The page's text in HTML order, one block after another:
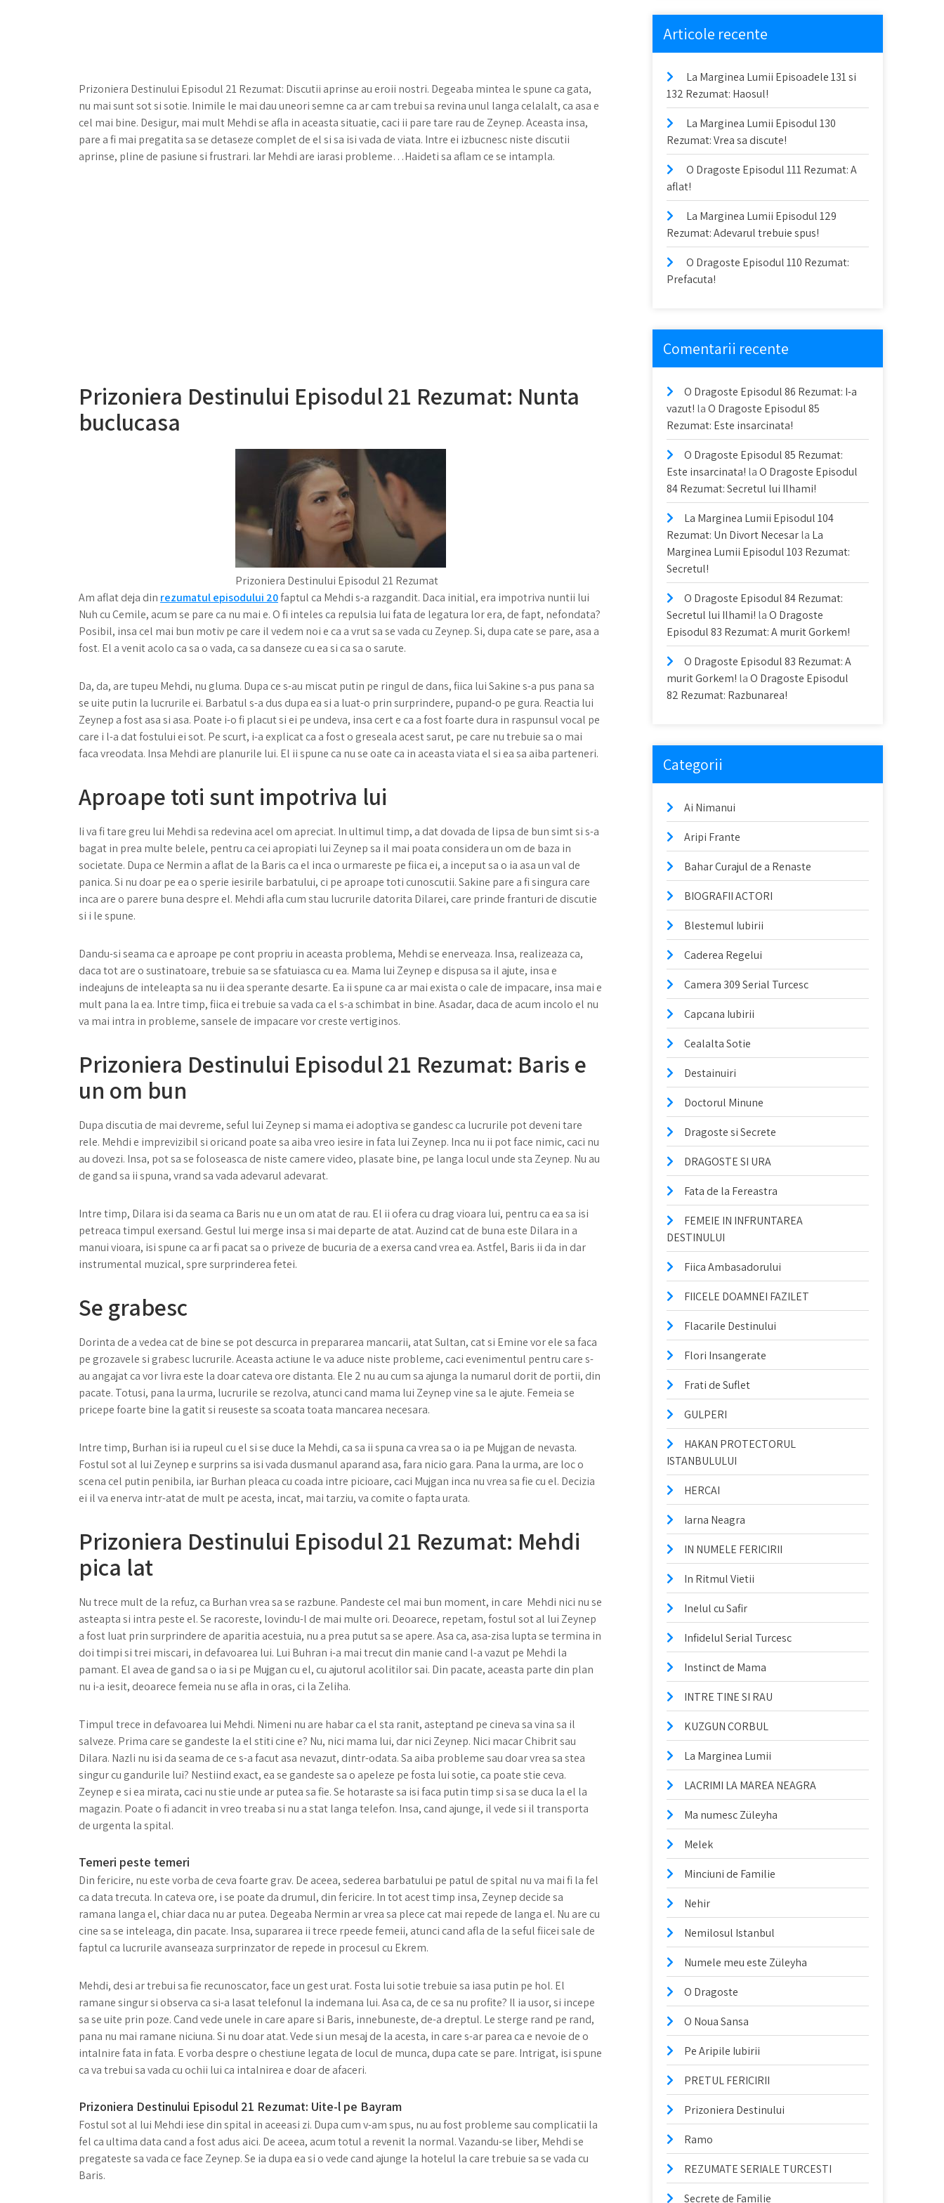
Prizoniera Destinului Episodul 21 Rezumat: Discutii aprinse au eroii nostri. Degeaba mintea le spune ca gata,
nu mai sunt sot si sotie. Inimile le mai dau uneori semne ca ar cam trebui sa revina unul langa celalalt, ca asa e
cel mai bine. Desigur, mai mult Mehdi se afla in aceasta situatie, caci ii pare tare rau de Zeynep. Aceasta insa,
pare a fi mai pregatita sa se detaseze complet de el si sa isi vada de viata. Intre ei izbucnesc niste discutii
aprinse, pline de pasiune si frustrari. Iar Mehdi are iarasi probleme…Haideti sa aflam ce se intampla.
Prizoniera Destinului Episodul 21 Rezumat: Nunta
buclucasa
Prizoniera Destinului Episodul 21 Rezumat
Am aflat deja din rezumatul episodului 20faptul ca Mehdi s-a razgandit. Daca initial, era impotriva nuntii lui
Nuh cu Cemile, acum se pare ca nu mai e. O fi inteles ca repulsia lui fata de legatura lor era, de fapt, nefondata?
Posibil, insa cel mai bun motiv pe care il vedem noi e ca a vrut sa se vada cu Zeynep. Si, dupa cate se pare, asa a
fost. El a venit acolo ca sa o vada, ca sa danseze cu ea si ca sa o sarute.
Da, da, are tupeu Mehdi, nu gluma. Dupa ce s-au miscat putin pe ringul de dans, fiica lui Sakine s-a pus pana sa
se uite putin la lucrurile ei. Barbatul s-a dus dupa ea si a luat-o prin surprindere, pupand-o pe gura. Reactia lui
Zeynep a fost asa si asa. Poate i-o fi placut si ei pe undeva, insa cert e ca a fost foarte dura in raspunsul vocal pe
care i l-a dat fostului ei sot. Pe scurt, i-a explicat ca a fost o greseala acest sarut, pe care nu trebuie sa o mai
faca vreodata. Insa Mehdi are planurile lui. El ii spune ca nu se oate ca in aceasta viata el si ea sa aiba parteneri.
Aproape toti sunt impotriva lui
Ii va fi tare greu lui Mehdi sa redevina acel om apreciat. In ultimul timp, a dat dovada de lipsa de bun simt si s-a
bagat in prea multe belele, pentru ca cei apropiati lui Zeynep sa il mai poata considera un om de baza in
societate. Dupa ce Nermin a aflat de la Baris ca el inca o urmareste pe fiica ei, a inceput sa o ia asa un val de
panica. Si nu doar pe ea o sperie iesirile barbatului, ci pe aproape toti cunoscutii. Sakine pare a fi singura care
inca are o parere buna despre el. Mehdi afla cum stau lucrurile datorita Dilarei, care prinde franturi de discutie
si i le spune.
Dandu-si seama ca e aproape pe cont propriu in aceasta problema, Mehdi se enerveaza. Insa, realizeaza ca,
daca tot are o sustinatoare, trebuie sa se sfatuiasca cu ea. Mama lui Zeynep e dispusa sa il ajute, insa e
indeajuns de inteleapta sa nu ii dea sperante desarte. Ea ii spune ca ar mai exista o cale de impacare, insa mai e
mult pana la ea. Intre timp, fiica ei trebuie sa vada ca el s-a schimbat in bine. Asadar, daca de acum incolo el nu
va mai intra in probleme, sansele de impacare vor creste vertiginos.
Prizoniera Destinului Episodul 21 Rezumat: Baris e
un om bun
Dupa discutia de mai devreme, seful lui Zeynep si mama ei adoptiva se gandesc ca lucrurile pot deveni tare
rele. Mehdi e imprevizibil si oricand poate sa aiba vreo iesire in fata lui Zeynep. Inca nu ii pot face nimic, caci nu
au dovezi. Insa, pot sa se foloseasca de niste camere video, plasate bine, pe langa locul unde sta Zeynep. Nu au
de gand sa ii spuna, vrand sa vada adevarul adevarat.
Intre timp, Dilara isi da seama ca Baris nu e un om atat de rau. El ii ofera cu drag vioara lui, pentru ca ea sa isi
petreaca timpul exersand. Gestul lui merge insa si mai departe de atat. Auzind cat de buna este Dilara in a
manui vioara, isi spune ca ar fi pacat sa o priveze de bucuria de a exersa cand vrea ea. Astfel, Baris ii da in dar
instrumental muzical, spre surprinderea fetei.
Se grabesc
Dorinta de a vedea cat de bine se pot descurca in prepararea mancarii, atat Sultan, cat si Emine vor ele sa faca
pe grozavele si grabesc lucrurile. Aceasta actiune le va aduce niste probleme, caci evenimentul pentru care s-
au angajat ca vor livra este la doar cateva ore distanta. Ele 2 nu au cum sa ajunga la numarul dorit de portii, din
pacate. Totusi, pana la urma, lucrurile se rezolva, atunci cand mama lui Zeynep vine sa le ajute. Femeia se
pricepe foarte bine la gatit si reuseste sa scoata toata mancarea necesara.
Intre timp, Burhan isi ia rupeul cu el si se duce la Mehdi, ca sa ii spuna ca vrea sa o ia pe Mujgan de nevasta.
Fostul sot al lui Zeynep e surprins sa isi vada dusmanul aparand asa, fara nicio gara. Pana la urma, are loc o
scena cel putin penibila, iar Burhan pleaca cu coada intre picioare, caci Mujgan inca nu vrea sa fie cu el. Decizia
ei il va enerva intr-atat de mult pe acesta, incat, mai tarziu, va comite o fapta urata.
Prizoniera Destinului Episodul 21 Rezumat: Mehdi
pica lat
Nu trece mult de la refuz, ca Burhan vrea sa se razbune. Pandeste cel mai bun moment, in care Mehdi nici nu se
asteapta si intra peste el. Se racoreste, lovindu-l de mai multe ori. Deoarece, repetam, fostul sot al lui Zeynep
a fost luat prin surprindere de aparitia acestuia, nu a prea putut sa se apere. Asa ca, asa-zisa lupta se termina in
doi timpi si trei miscari, in defavoarea lui. Lui Buhran i-a mai trecut din manie cand l-a vazut pe Mehdi la
pamant. El avea de gand sa o ia si pe Mujgan cu el, cu ajutorul acolitilor sai. Din pacate, aceasta parte din plan
nu i-a iesit, deoarece femeia nu se afla in oras, ci la Zeliha.
Timpul trece in defavoarea lui Mehdi. Nimeni nu are habar ca el sta ranit, asteptand pe cineva sa vina sa il
salveze. Prima care se gandeste la el stiti cine e? Nu, nici mama lui, dar nici Zeynep. Nici macar Chibrit sau
Dilara. Nazli nu isi da seama de ce s-a facut asa nevazut, dintr-odata. Sa aiba probleme sau doar vrea sa stea
singur cu gandurile lui? Nestiind exact, ea se gandeste sa o apeleze pe fosta lui sotie, ca poate stie ceva.
Zeynep e si ea mirata, caci nu stie unde ar putea sa fie. Se hotaraste sa isi faca putin timp si sa se duca la el la
magazin. Poate o fi adancit in vreo treaba si nu a stat langa telefon. Insa, cand ajunge, il vede si il transporta
de urgenta la spital.
Temeri peste temeri
Din fericire, nu este vorba de ceva foarte grav. De aceea, sederea barbatului pe patul de spital nu va mai fi la fel
ca data trecuta. In cateva ore, i se poate da drumul, din fericire. In tot acest timp insa, Zeynep decide sa
ramana langa el, chiar daca nu ar putea. Degeaba Nermin ar vrea sa plece cat mai repede de langa el. Nu are cu
cine sa se inteleaga, din pacate. Insa, supararea ii trece rpeede femeii, atunci cand afla de la seful fiicei sale de
faptul ca lucrurile avanseaza surprinzator de repede in procesul cu Ekrem.
Mehdi, desi ar trebui sa fie recunoscator, face un gest urat. Fosta lui sotie trebuie sa iasa putin pe hol. El
ramane singur si observa ca si-a lasat telefonul la indemana lui. Asa ca, de ce sa nu profite? Il ia usor, si incepe
sa se uite prin poze. Cand vede unele in care apare si Baris, innebuneste, de-a dreptul. Le sterge rand pe rand,
pana nu mai ramane niciuna. Si nu doar atat. Vede si un mesaj de la acesta, in care s-ar parea ca e nevoie de o
intalnire fata in fata. E vorba despre o chestiune legata de locul de munca, dupa cate se pare. Intrigat, isi spune
ca va trebui sa vada cu ochii lui ca intalnirea e doar de afaceri.
Prizoniera Destinului Episodul 21 Rezumat: Uite-l pe Bayram
Fostul sot al lui Mehdi iese din spital in aceeasi zi. Dupa cum v-am spus, nu au fost probleme sau complicatii la
fel ca ultima data cand a fost adus aici. De aceea, acum totul a revenit la normal. Vazandu-se liber, Mehdi se
pregateste sa vada ce face Zeynep. Se ia dupa ea si o vede cand ajunge la hotelul la care trebuie sa se vada cu
Baris.
Articole recente
La Marginea Lumii Episoadele 131 si
132 Rezumat: Haosul!
La Marginea Lumii Episodul 130
Rezumat: Vrea sa discute!
O Dragoste Episodul 111 Rezumat: A
aflat!
La Marginea Lumii Episodul 129
Rezumat: Adevarul trebuie spus!
O Dragoste Episodul 110 Rezumat:
Prefacuta!
Comentarii recente
O Dragoste Episodul 86 Rezumat: I-a
vazut! laO Dragoste Episodul 85
Rezumat: Este insarcinata!
O Dragoste Episodul 85 Rezumat:
Este insarcinata! laO Dragoste Episodul
84 Rezumat: Secretul lui Ilhami!
La Marginea Lumii Episodul 104
Rezumat: Un Divort Necesarla La
Marginea Lumii Episodul 103 Rezumat:
Secretul!
O Dragoste Episodul 84 Rezumat:
Secretul lui Ilhami! laO Dragoste
Episodul 83 Rezumat: A murit Gorkem!
O Dragoste Episodul 83 Rezumat: A
murit Gorkem! laO Dragoste Episodul
82 Rezumat: Razbunarea!
Categorii
Ai Nimanui
Aripi Frante
Bahar Curajul de a Renaste
BIOGRAFII ACTORI
Blestemul Iubirii
Caderea Regelui
Camera 309 Serial Turcesc
Capcana Iubirii
Cealalta Sotie
Destainuiri
Doctorul Minune
Dragoste si Secrete
DRAGOSTE SI URA
Fata de la Fereastra
FEMEIE IN INFRUNTAREA
DESTINULUI
Fiica Ambasadorului
FIICELE DOAMNEI FAZILET
Flacarile Destinului
Flori Insangerate
Frati de Suflet
GULPERI
HAKAN PROTECTORUL
ISTANBULULUI
HERCAI
Iarna Neagra
IN NUMELE FERICIRII
In Ritmul Vietii
Inelul cu Safir
Infidelul Serial Turcesc
Instinct de Mama
INTRE TINE SI RAU
KUZGUN CORBUL
La Marginea Lumii
LACRIMI LA MAREA NEAGRA
Ma numesc Züleyha
Melek
Minciuni de Familie
Nehir
Nemilosul Istanbul
Numele meu este Züleyha
O Dragoste
O Noua Sansa
Pe Aripile Iubirii
PRETUL FERICIRII
Prizoniera Destinului
Ramo
REZUMATE SERIALE TURCESTI
Secrete de Familie